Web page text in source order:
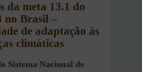
da meta 13.1 do
no Brasil –
de adaptação às
climáticas
Sistema Nacional de